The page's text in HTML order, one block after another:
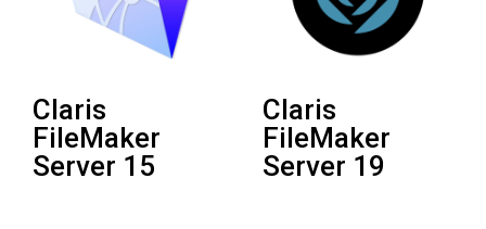
Claris
FileMaker
Server 15
Claris
FileMaker
Server 19